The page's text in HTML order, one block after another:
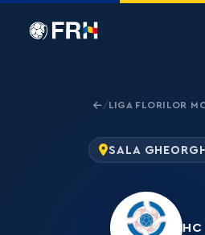
/LIGA FLORILOR
SALA
HC